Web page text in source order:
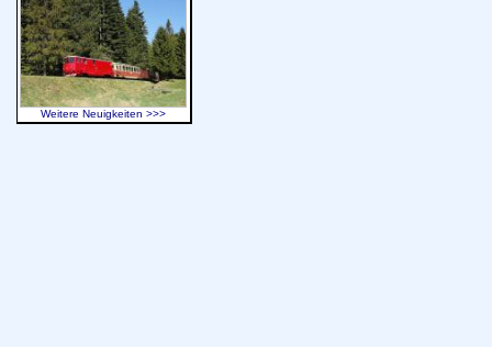
Weitere Neuigkeiten >>>